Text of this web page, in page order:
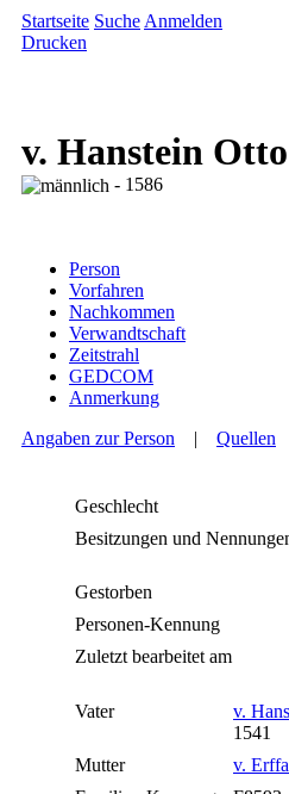
Startseite Suche Anmelden
Drucken
v. Hanstein Otto
- 1586
Person
Vorfahren
Nachkommen
Verwandtschaft
Zeitstrahl
GEDCOM
Anmerkung
Angaben zur Person | Quellen
Geschlecht
Besitzungen und
Gestorben
Personen-Kennung
Zuletzt bearbeitet am
Vater v.
1541
Mutter
v.